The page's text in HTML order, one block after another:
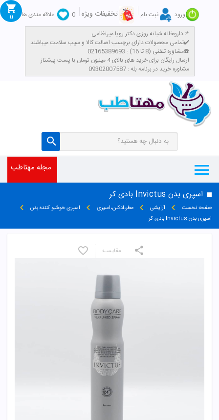
ورود ثبت نام تخفیفات ویژه 0
علاقه مندی ها
داروخانه شبانه روزی دکتر رویا میرنظامی📌
تمامی محصولات دارای برچسب اصالت کالا و سیب سلامت میباشند✔️
مشاوره تلفنی (8 تا 16) : 02165389693☎️
​ارسال رایگان برای خرید های بالای 4 میلیون تومان با پست پیشتاز
مشاوره خرید در برنامه بله : 09302007587
0
مجله مهتاطب
اسپری بدن Invictus بادی کر
صفحه نخست آرایشی عطر،ادکلن،اسپری
اسپری خوشبو کننده بدن
اسپری بدن Invictus بادی کر
مقایسـه